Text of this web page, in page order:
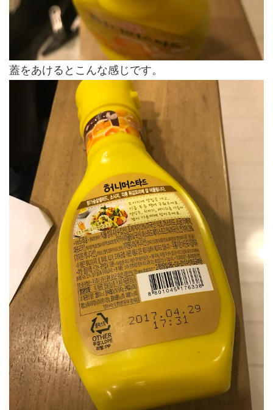
蓋をあけるとこんな感じです。